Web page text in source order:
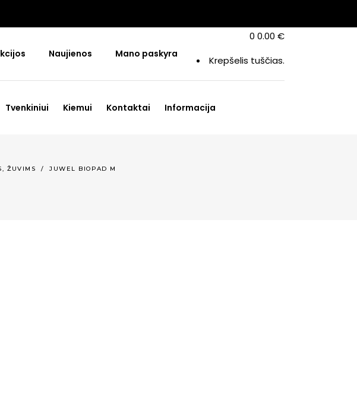
Naujienos Mano paskyra
0 0.00 €
Krepšelis tuščias.
Tvenkiniui Kiemui Kontaktai Informacija
, ŽUVIMS /JUWEL BIOPAD M